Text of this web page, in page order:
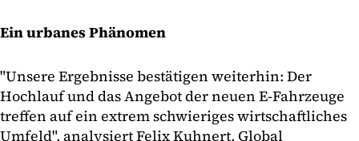
Ein urbanes Phänomen
"Unsere Ergebnisse bestätigen weiterhin: Der
Hochlauf und das Angebot der neuen E-Fahrzeuge
treffen auf ein extrem schwieriges wirtschaftliches
Umfeld", analysiert Felix Kuhnert, Global